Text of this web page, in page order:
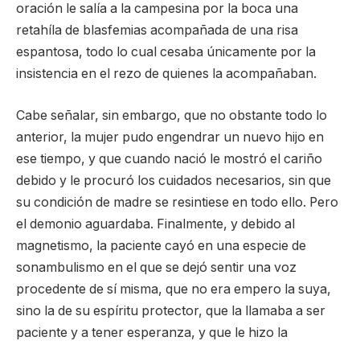
oración le salía a la campesina por la boca una
retahíla de blasfemias acompañada de una risa
espantosa, todo lo cual cesaba únicamente por la
insistencia en el rezo de quienes la acompañaban.
Cabe señalar, sin embargo, que no obstante todo lo
anterior, la mujer pudo engendrar un nuevo hijo en
ese tiempo, y que cuando nació le mostró el cariño
debido y le procuró los cuidados necesarios, sin que
su condición de madre se resintiese en todo ello. Pero
el demonio aguardaba. Finalmente, y debido al
magnetismo, la paciente cayó en una especie de
sonambulismo en el que se dejó sentir una voz
procedente de sí misma, que no era empero la suya,
sino la de su espíritu protector, que la llamaba a ser
paciente y a tener esperanza, y que le hizo la